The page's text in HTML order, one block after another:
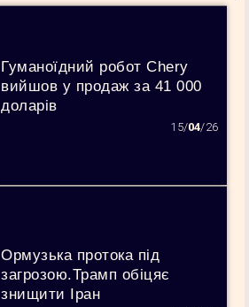
Гуманоїдний робот Chery
вийшов у продаж за 41 000
доларів
15/04/26
Ормузька протока під
загрозою.Трамп обіцяє
знищити Іран